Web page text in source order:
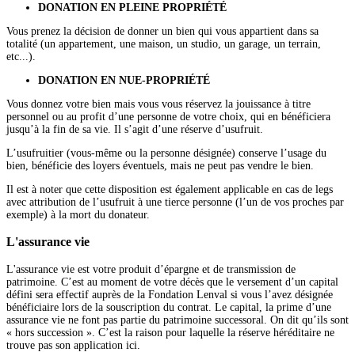
DONATION EN PLEINE PROPRIÉTÉ
Vous prenez la décision de donner un bien qui vous appartient dans sa
totalité (un appartement, une maison, un studio, un garage, un terrain,
etc...).
DONATION EN NUE-PROPRIÉTÉ
Vous donnez votre bien mais vous vous réservez la jouissance à titre
personnel ou au profit d’une personne de votre choix, qui en bénéficiera
jusqu’à la fin de sa vie. Il s’agit d’une réserve d’usufruit.
L’usufruitier (vous-même ou la personne désignée) conserve l’usage du
bien, bénéficie des loyers éventuels, mais ne peut pas vendre le bien.
Il est à noter que cette disposition est également applicable en cas de legs
avec attribution de l’usufruit à une tierce personne (l’un de vos proches par
exemple) à la mort du donateur.
L'assurance vie
L'assurance vie est votre produit d’épargne et de transmission de
patrimoine. C’est au moment de votre décès que le versement d’un capital
défini sera effectif auprès de la Fondation Lenval si vous l’avez désignée
bénéficiaire lors de la souscription du contrat. Le capital, la prime d’une
assurance vie ne font pas partie du patrimoine successoral. On dit qu’ils sont
« hors succession ». C’est la raison pour laquelle la réserve héréditaire ne
trouve pas son application ici.